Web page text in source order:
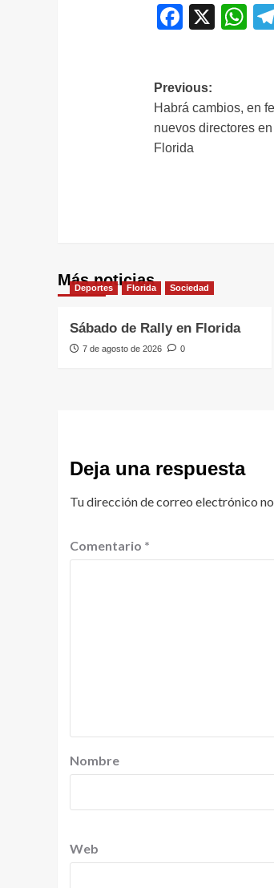
X
de
entradas
Previous:
Habrá cambios, en
nuevos directores
Florida
Más noticias
Deportes Florida Sociedad
Sábado de Rally en Florida
7 de agosto de 2026 0
Deja una respuesta
Tu dirección de correo electrónico
Comentario *
Nombre
Web